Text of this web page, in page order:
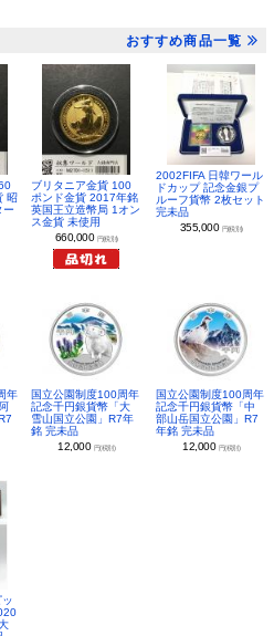
おすすめ商品一覧
昭
ー
ブリタニア金貨 100
ポンド金貨 2017年銘
英国王立造幣局 1オン
ス金貨 未使用
660,000 円(税別)
2002FIFA 日韓ワール
ドカップ 記念金銀プ
ルーフ貨幣 2枚セット
完未品
355,000 円(税別)
年
国立公園制度100周年
記念千円銀貨幣「大
雪山国立公園」R7年
銘 完未品
12,000 円(税別)
国立公園制度100周年
記念千円銀貨幣「中
部山岳国立公園」R7
年銘 完未品
12,000 円(税別)